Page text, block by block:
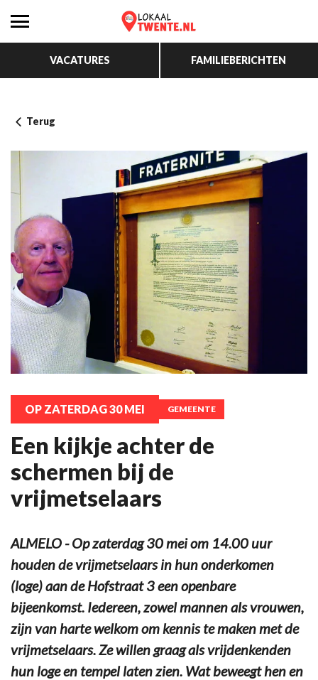
VACATURES FAMILIEBERICHTEN
Terug
OP ZATERDAG 30 MEI GEMEENTE
Een kijkje achter de
schermen bij de
vrijmetselaars
ALMELO - Op zaterdag 30 mei om 14.00 uur
houden de vrijmetselaars in hun onderkomen
(loge) aan de Hofstraat 3 een openbare
bijeenkomst. Iedereen, zowel mannen als vrouwen,
zijn van harte welkom om kennis te maken met de
vrijmetselaars. Ze willen graag als vrijdenkenden
hun loge en tempel laten zien. Wat beweegt hen en